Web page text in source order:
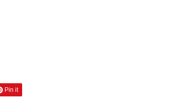
Pin it